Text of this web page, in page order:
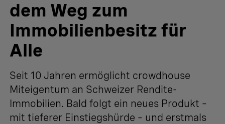
dem Weg zum
Immobilienbesitz für
Alle
Seit 10 Jahren ermöglicht crowdhouse
Miteigentum an Schweizer Rendite-
Immobilien. Bald folgt ein neues Produkt –
mit tieferer Einstiegshürde – und erstmals